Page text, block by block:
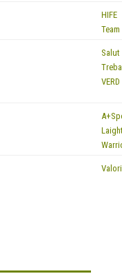
HIFE
Team
Salut
VERD